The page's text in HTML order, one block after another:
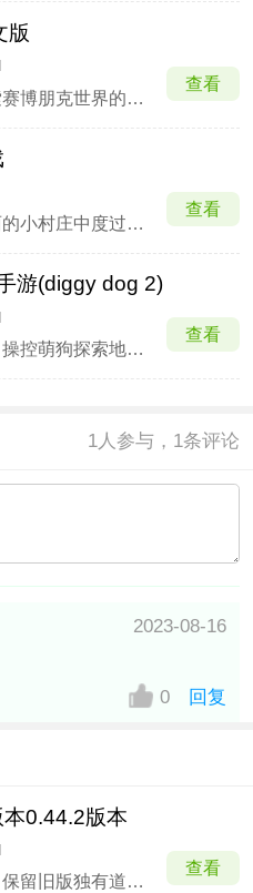
版
以猫的视角探索赛博朋克世界的沉浸式冒险
查看
在这个风和日丽的小村庄中度过快乐的一天
查看
游(diggy dog 2)
休闲挖掘寻宝，操控萌狗探索地底奥秘。
查看
1人参与，1条评论
2023-08-16
0 回复
0.44.2版本
怀旧系统体验，保留旧版独有道具与机制。
查看